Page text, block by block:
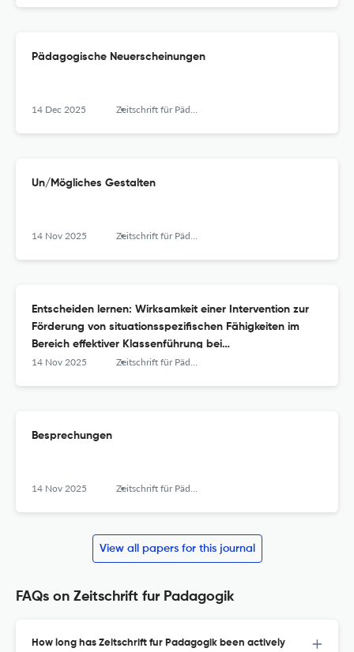
Pädagogische Neuerscheinungen
14 Dec 2025 Zeitschrift für Pädagogik
Un/Mögliches Gestalten
14 Nov 2025 Zeitschrift für Pädagogik
Entscheiden lernen: Wirksamkeit einer Intervention zur
Förderung von situationsspezifischen Fähigkeiten im
Bereich effektiver Klassenführung bei
Lehramtsstudierenden
14 Nov 2025 Zeitschrift für Pädagogik
Besprechungen
14 Nov 2025 Zeitschrift für Pädagogik
View all papers for this journal
FAQs on Zeitschrift fur Padagogik
How long has Zeitschrift fur Padagogik been actively